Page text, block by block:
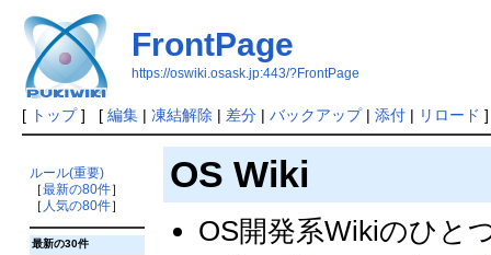
FrontPage
https://oswiki.osask.jp:443/?FrontPage
[ トップ] [ 編集| 凍結解除 | 差分| バックアップ| 添付| リロード
ルール(重要)
［最新の80件］
［ 人気の80件］
最新の30件
OS Wiki
OS開発系Wikiのひと